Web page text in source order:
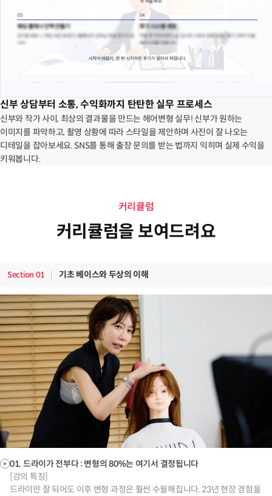
신부 상담부터 소통, 수익화까지 탄탄한 실무 프로세스
신부와 작가 사이, 최상의 결과물을 만드는 헤어변형 실무! 신부가 원하는
이미지를 파악하고, 촬영 상황에 따라 스타일을 제안하며 사진이 잘 나오는
디테일을 잡아보세요. SNS를 통해 출장 문의를 받는 법까지 익히며 실제 수익을
키워봅니다.
커리큘럼
커리큘럼을 보여드려요
Section 01 기초 베이스와 두상의 이해
01. 드라이가 전부다 : 변형의 80%는 여기서 결정됩니다
[강의 특징]
드라이만 잘 되어도 이후 변형 과정은 훨씬 수월해집니다. 23년 현장 경험을